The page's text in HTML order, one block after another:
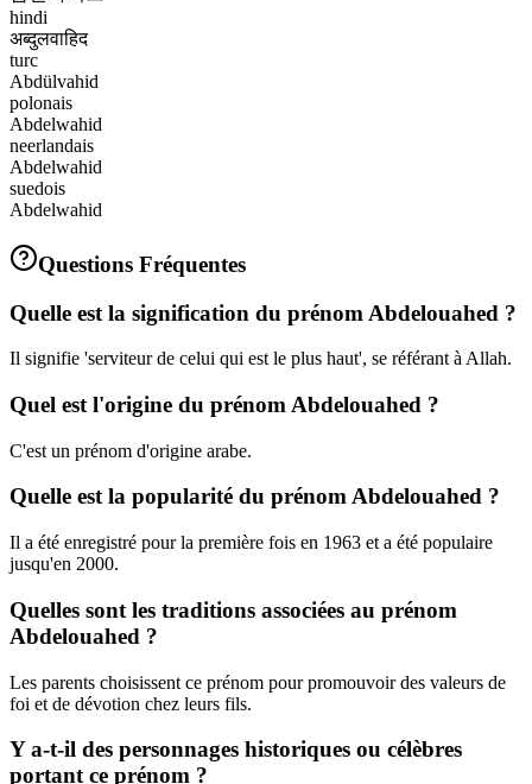
hindi
अब्दुलवाहिद
turc
Abdülvahid
polonais
Abdelwahid
neerlandais
Abdelwahid
suedois
Abdelwahid
Questions Fréquentes
Quelle est la signification du prénom Abdelouahed ?
Il signifie 'serviteur de celui qui est le plus haut', se référant à Allah.
Quel est l'origine du prénom Abdelouahed ?
C'est un prénom d'origine arabe.
Quelle est la popularité du prénom Abdelouahed ?
Il a été enregistré pour la première fois en 1963 et a été populaire
jusqu'en 2000.
Quelles sont les traditions associées au prénom
Abdelouahed ?
Les parents choisissent ce prénom pour promouvoir des valeurs de
foi et de dévotion chez leurs fils.
Y a-t-il des personnages historiques ou célèbres
portant ce prénom ?